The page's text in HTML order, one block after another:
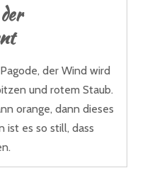
der Wind wird
und rotem Staub.
orange, dann dieses
ist es so still, dass